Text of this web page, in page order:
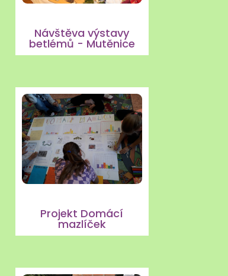
Návštěva výstavy
betlémů - Mutěnice
Projekt Domácí
mazlíček